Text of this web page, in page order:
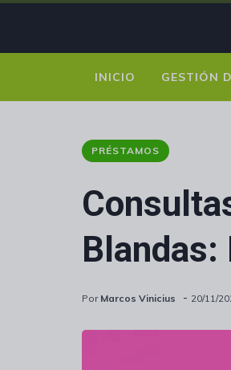
INICIO GESTIÓN
PRÉSTAMOS
Por Marcos Vinicius 20/11/